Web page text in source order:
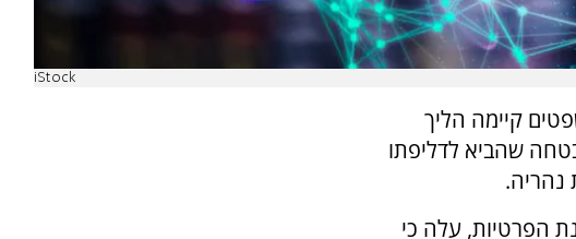
iStock
קיימה הליך
שהביא לדליפתו
נהריה.
הפרטיות, עלה כי